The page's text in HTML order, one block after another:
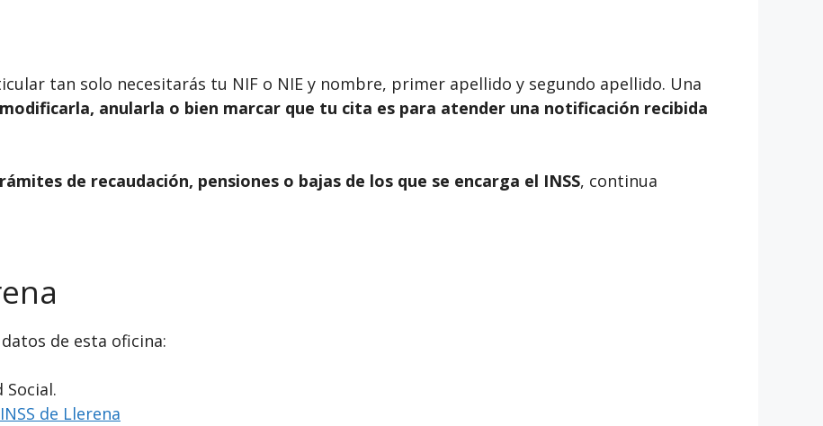
tan solo necesitarás tu NIF o NIE y nombre, primer apellido y segundo apellido. Una
anularla o bien marcar que tu cita es para atender una notificación recibida
de recaudación, pensiones o bajas de los que se encarga el INSS, continua
de esta oficina:
Social.
de Llerena